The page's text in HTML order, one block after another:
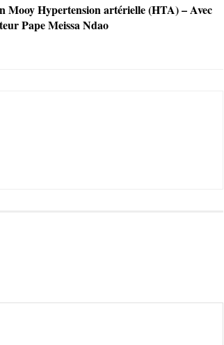
Mooy Hypertension artérielle (HTA) – Avec
Pape Meissa Ndao